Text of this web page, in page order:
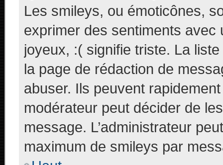
Les smileys, ou émoticônes,
exprimer des sentiments avec
joyeux, :( signifie triste. La
la page de rédaction de
abuser. Ils peuvent
modérateur peut décider de
message. L’administrateur
maximum de smileys par